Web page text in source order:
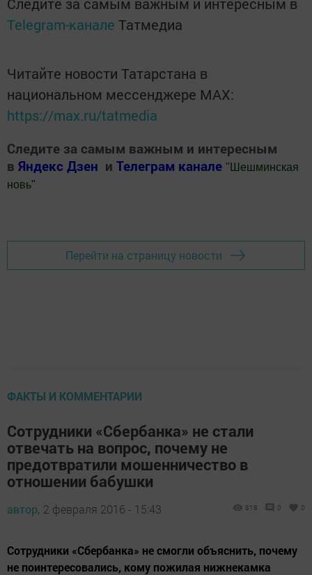
Telegram-канале Татмедиа
Читайте новости Татарстана в
национальном мессенджере MАХ:
https://max.ru/tatmedia
Следите за самым важным и интересным
в Яндекс Дзен и Телеграм канале " Шешминская
новь"
Перейти на страницу новости
ФАКТЫ И КОММЕНТАРИИ
Сотрудники «Сбербанка» не стали
отвечать на вопрос, почему не
предотвратили мошенничество в
отношении бабушки
автор, 2 февраля 2016 - 15:43 818 0 0
Сотрудники «Сбербанка» не смогли объяснить, почему
не поинтересовались, кому пожилая нижнекамка